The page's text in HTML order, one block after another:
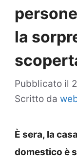
la
Pubblicato il
Scritto da
È sera, la
domestico è